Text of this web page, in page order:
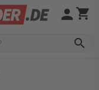
search
person shopping_cart